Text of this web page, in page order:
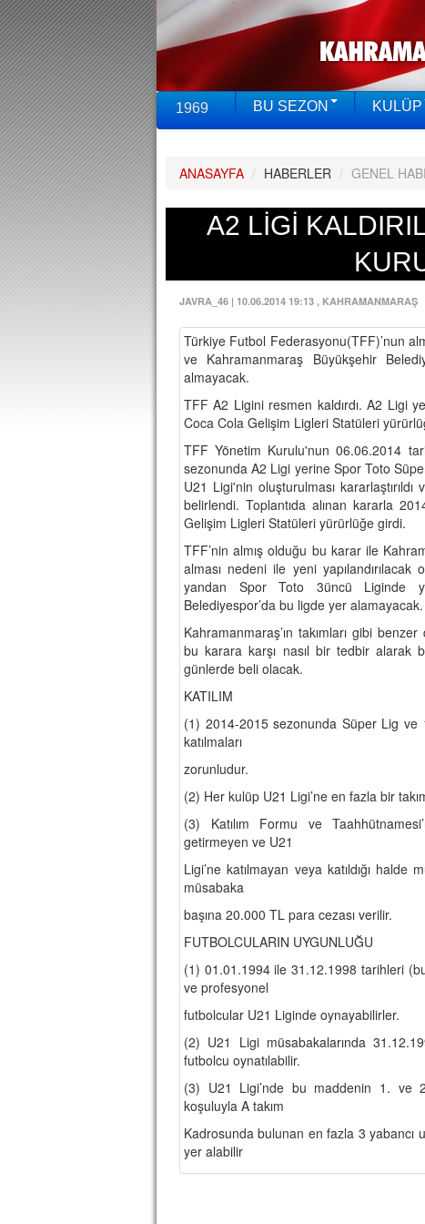
1969 BU SEZON KULÜP
ANASAYFA / HABERLER / GENEL
A2 LİGİ
JAVRA_46 | 10.06.2014 19:13 , KAHRAMANMARAŞ
Türkiye Futbol Federasyonu(TFF)’nun
ve Kahramanmaraş Büyükşehir
almayacak.
TFF A2 Ligini resmen kaldırdı. A2 Ligi
Coca Cola Gelişim Ligleri Statüleri
TFF Yönetim Kurulu'nun 06.06.2014
sezonunda A2 Ligi yerine Spor Toto
U21 Ligi'nin oluşturulması
belirlendi. Toplantıda alınan kararla
Gelişim Ligleri Statüleri yürürlüğe girdi.
TFF’nin almış olduğu bu karar ile
alması nedeni ile yeni
yandan Spor Toto 3üncü Liginde
Belediyespor’da bu ligde yer alamayacak.
Kahramanmaraş’ın takımları gibi
bu karara karşı nasıl bir tedbir alarak
günlerde beli olacak.
KATILIM
(1) 2014-2015 sezonunda Süper Lig ve
katılmaları
zorunludur.
(2) Her kulüp U21 Ligi’ne en fazla bir
(3) Katılım Formu ve
getirmeyen ve U21
Ligi’ne katılmayan veya katıldığı
müsabaka
başına 20.000 TL para cezası verilir.
FUTBOLCULARIN UYGUNLUĞU
(1) 01.01.1994 ile 31.12.1998 tarihleri
ve profesyonel
futbolcular U21 Liginde oynayabilirler.
(2) U21 Ligi müsabakalarında
futbolcu oynatılabilir.
(3) U21 Ligi’nde bu maddenin 1. ve
koşuluyla A takım
Kadrosunda bulunan en fazla 3 yabancı
yer alabilir